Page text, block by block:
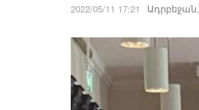
2022/05/11 17:21 Ադրբեջան,